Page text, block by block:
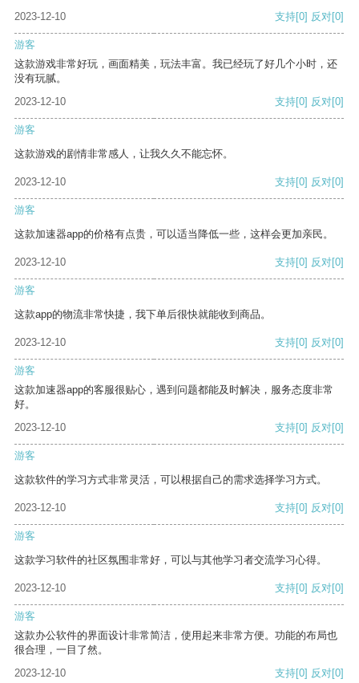
2023-12-10 支持[0] 反对[0]
游客
这款游戏非常好玩，画面精美，玩法丰富。我已经玩了好几个小时，还
没有玩腻。
2023-12-10
支持[0] 反对[0]
游客
这款游戏的剧情非常感人，让我久久不能忘怀。
2023-12-10 支持[0] 反对[0]
游客
这款加速器app的价格有点贵，可以适当降低一些，这样会更加亲民。
2023-12-10 支持[0] 反对[0]
游客
这款app的物流非常快捷，我下单后很快就能收到商品。
2023-12-10 支持[0] 反对[0]
游客
这款加速器app的客服很贴心，遇到问题都能及时解决，服务态度非常
好。
2023-12-10
支持[0] 反对[0]
游客
这款软件的学习方式非常灵活，可以根据自己的需求选择学习方式。
2023-12-10 支持[0] 反对[0]
游客
这款学习软件的社区氛围非常好，可以与其他学习者交流学习心得。
2023-12-10 支持[0] 反对[0]
游客
这款办公软件的界面设计非常简洁，使用起来非常方便。功能的布局也
很合理，一目了然。
2023-12-10
支持[0] 反对[0]